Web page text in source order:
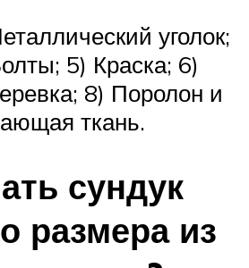
уголок;
5) Краска; 6)
8) Поролон и
ткань.
сундук
размера из